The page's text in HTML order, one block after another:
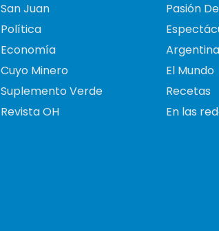
San Juan
Política
Economía
Cuyo Minero
Suplemento Verde
Revista OH
Pasión
Argentina
El Mundo
Recetas
En las